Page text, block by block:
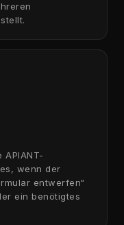
wenn der
entwerfen“
ein benötigtes